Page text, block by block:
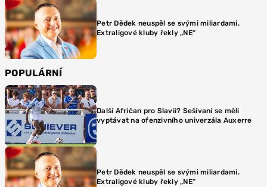
Petr Dědek neuspěl se svými miliardami.
Extraligové kluby řekly „NE“
POPULÁRNÍ
Další Afričan pro Slavii? Sešívaní se měli
vyptávat na ofenzivního univerzála Auxerre
Petr Dědek neuspěl se svými miliardami.
Extraligové kluby řekly „NE“